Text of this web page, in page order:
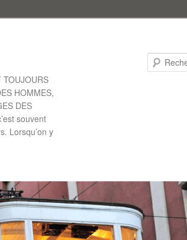
TOUJOURS
HOMMES,
DES
souvent
Lorsqu’on y